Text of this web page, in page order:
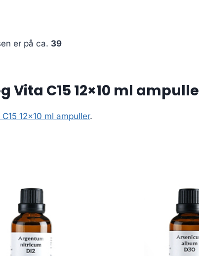
er på ca. 39
Vita C15 12×10 ml
12×10 ml ampuller.